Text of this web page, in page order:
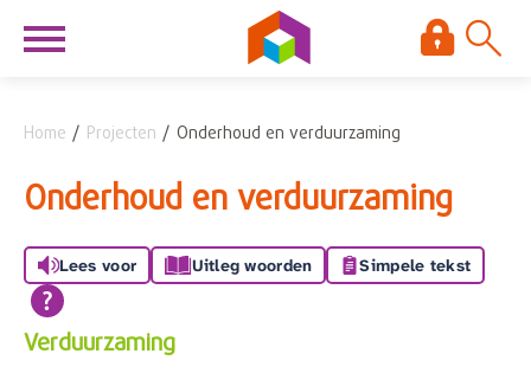
Naar hoofdinhoud
Naar hoofdnavigatiemenu
Naar zoeken
Naar de homepage
Ga naar Hoofd
Home Projecten Onderhoud en verduurzaming
Onderhoud en verduurzaming
Lees voor Uitleg woorden Simpele tekst
Verduurzaming